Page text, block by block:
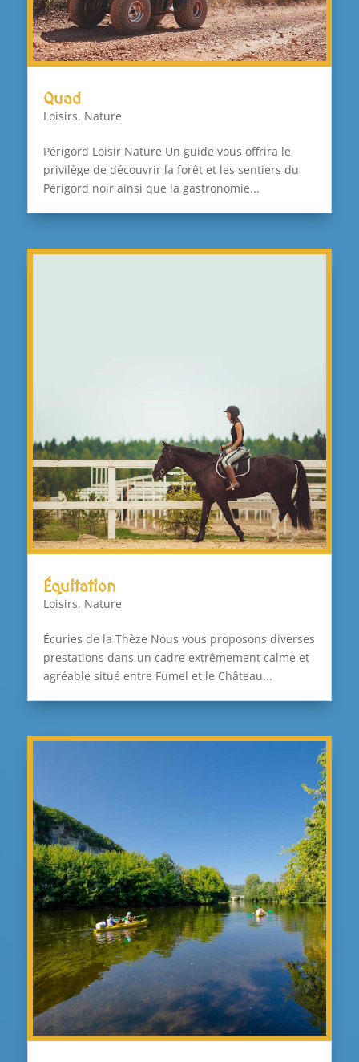
Quad
Loisirs, Nature
Périgord Loisir Nature Un guide vous offrira le
privilège de découvrir la forêt et les sentiers du
Périgord noir ainsi que la gastronomie...
Équitation
Loisirs, Nature
Écuries de la Thèze Nous vous proposons diverses
prestations dans un cadre extrêmement calme et
agréable situé entre Fumel et le Château...